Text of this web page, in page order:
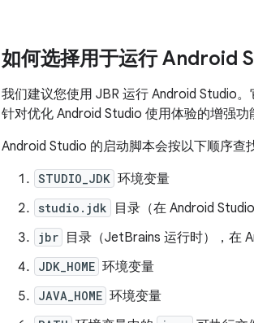
如何选择用于运行 Android
我们建议您使用 JBR 运行 Android Studio
针对优化 Android Studio 使用体验的增强
Android Studio 的启动脚本会按以下顺序查
STUDIO_JDK 环境变量
studio.jdk 目录（在 Android
jbr 目录（JetBrains 运行时），在
JDK_HOME 环境变量
JAVA_HOME 环境变量